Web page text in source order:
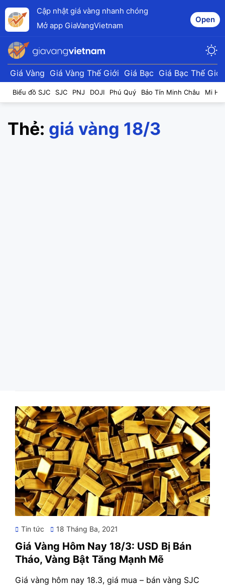
Cập nhật giá vàng nhanh chóng
Mở app GiaVangVietnam
Open
Giá Vàng Giá Vàng Thế Giới Giá Bạc Giá Bạc Thế Giới
Biểu đồ SJC SJC PNJ DOJI Phú Quý Bảo Tín Minh Châu Mi
Thẻ: giá vàng 18/3
Tin tức
Posted
18 Tháng Ba, 2021
Giá Vàng Hôm Nay 18/3: USD Bị Bán
Tháo, Vàng Bật Tăng Mạnh Mẽ
Giá vàng hôm nay 18.3, giá mua – bán vàng SJC